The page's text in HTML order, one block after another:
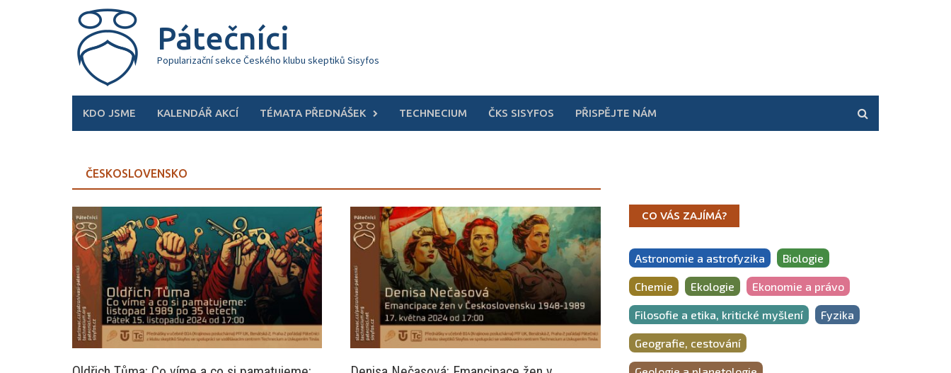
Pátečníci
Popularizační sekce Českého klubu skeptiků Sisyfos
KDO JSME KALENDÁŘ AKCÍ TÉMATA PŘEDNÁŠEK TECHNECIUM ČKS SISYFOS PŘISPĚJTE NÁM
ČESKOSLOVENSKO
CO VÁS ZAJÍMÁ?
Astronomie a astrofyzika Biologie
Chemie Ekologie Ekonomie a právo
Filosofie a etika, kritické myšlení Fyzika
Geografie, cestování